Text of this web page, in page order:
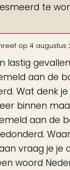
te
op 4 augustus
lastig
aan de
Wat denk
binnen
aan de
vraag je je
woord